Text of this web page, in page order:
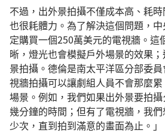
不過，出外景拍攝不僅成本高、耗
也很耗體力。為了解決這個問題，
定購買一個250萬美元的電視牆。這
晰，燈光也會模擬戶外場景的效果
景拍攝。德倫是南太平洋區分部委
視牆拍攝可以讓劇組人員不會那麼
場景。例如，我們如果出外景要拍
幾分鐘的時間；但有了電視牆，我
少次，直到拍到滿意的畫面為止。」